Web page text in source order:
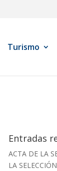
Turismo
Entradas
ACTA DE LA
LA